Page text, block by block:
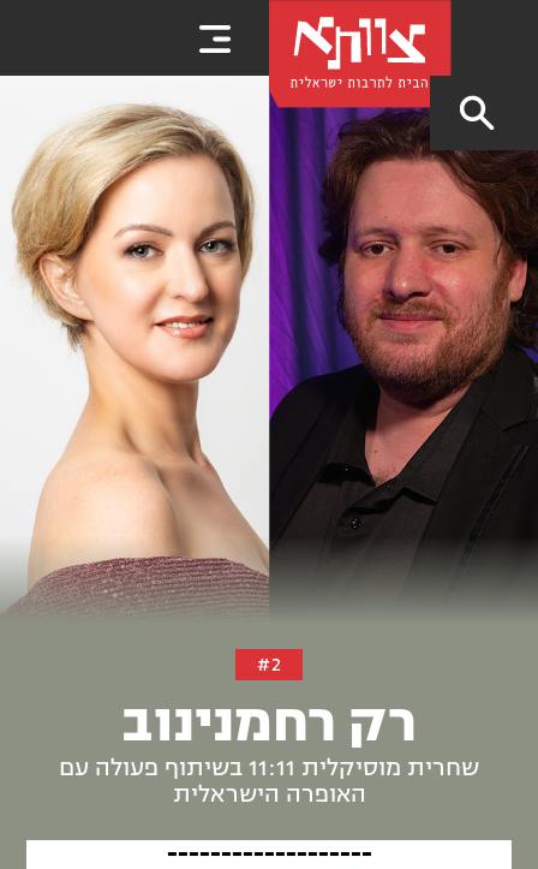
#2
רק רחמנינוב
שחרית מוסיקלית 11:11 בשיתוף פעולה עם
האופרה הישראלית
-------------------